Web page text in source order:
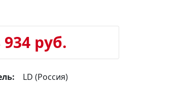
934 руб.
LD (Россия)